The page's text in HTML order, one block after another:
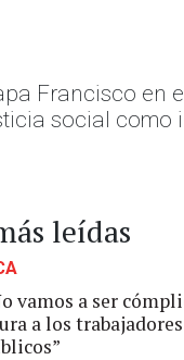
Francisco en
social como
leídas
vamos a ser
a los trabajadores